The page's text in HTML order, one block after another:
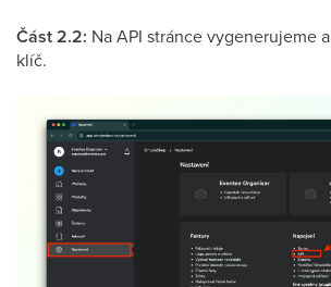
Část 2.2: Na API stránce vygenerujeme a
klíč.